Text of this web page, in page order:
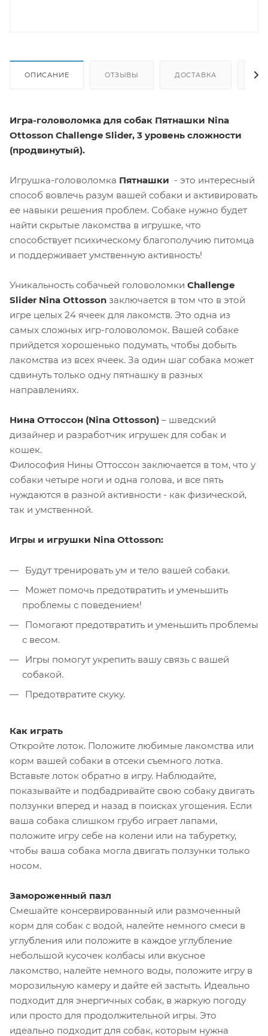
ОПИСАНИЕ ОТЗЫВЫ ДОСТАВКА
Игра-головоломка для собак Пятнашки Nina
Ottosson Challenge Slider, 3 уровень сложности
(продвинутый).
Игрушка-головоломка Пятнашки - это интересный
способ вовлечь разум вашей собаки и активировать
ее навыки решения проблем. Собаке нужно будет
найти скрытые лакомства в игрушке, что
способствует психическому благополучию питомца
и поддерживает умственную активность!
Уникальность собачьей головоломки Challenge
Slider Nina Ottosson заключается в том что в этой
игре целых 24 ячеек для лакомств. Это одна из
самых сложных игр-головоломок. Вашей собаке
прийдется хорошенько подумать, чтобы добыть
лакомства из всех ячеек. За один шаг собака может
сдвинуть только одну пятнашку в разных
направлениях.
Нина Оттоссон (Nina Ottosson) – шведский
дизайнер и разработчик игрушек для собак и
кошек.
Философия Нины Оттоссон заключается в том, что у
собаки четыре ноги и одна голова, и все пять
нуждаются в разной активности - как физической,
так и умственной.
Игры и игрушки Nina Ottosson:
Будут тренировать ум и тело вашей собаки.
Может помочь предотвратить и уменьшить
проблемы с поведением!
Помогают предотвратить и уменьшить проблемы
с весом.
Игры помогут укрепить вашу связь с вашей
собакой.
Предотвратите скуку.
Как играть
Откройте лоток. Положите любимые лакомства или
корм вашей собаки в отсеки съемного лотка.
Вставьте лоток обратно в игру. Наблюдайте,
показывайте и подбадривайте свою собаку двигать
ползунки вперед и назад в поисках угощения. Если
ваша собака слишком грубо играет лапами,
положите игру себе на колени или на табуретку,
чтобы ваша собака могла двигать ползунки только
носом.
Замороженный пазл
Смешайте консервированный или размоченный
корм для собак с водой, налейте немного смеси в
углубления или положите в каждое углубление
небольшой кусочек колбасы или вкусное
лакомство, налейте немного воды, положите игру в
морозильную камеру и дайте ей застыть. Идеально
подходит для энергичных собак, в жаркую погоду
или просто для продолжительной игры. Это
идеально подходит для собак, которым нужна